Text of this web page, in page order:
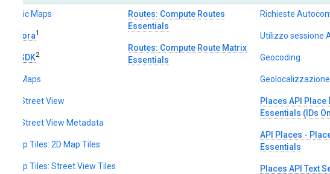
Dynamic Maps
Incorpora1
Maps SDK2
Static Maps
Static Street View
Static Street View Metadata
API Map Tiles: 2D Map Tiles
API Map Tiles: Street View Tiles
Routes: Compute Routes
Essentials
Routes: Compute Route Matrix
Essentials
Richieste
Utilizzo sessione
Geocoding
Geolocalizzazione
Places API Place
Essentials (IDs
API Places -
Essentials
Places API Text